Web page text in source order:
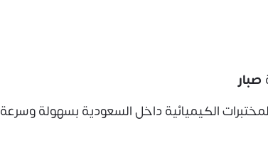
صبار
الكيميائية داخل السعودية بسهولة وسرعة